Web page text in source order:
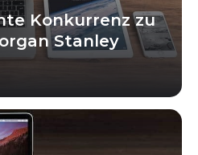
Konkurrenz zu
Stanley